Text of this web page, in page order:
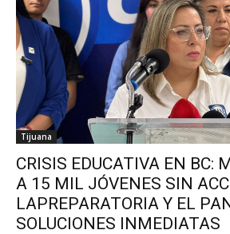
Tijuana
CRISIS EDUCATIVA EN BC:
A 15 MIL JÓVENES SIN
LAPREPARATORIA Y EL
SOLUCIONES INMEDIATAS